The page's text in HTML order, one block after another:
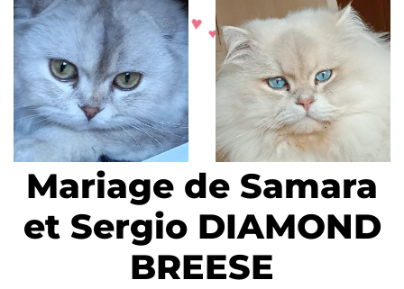
♥
♥
♥
♥
♥
♥
♥
Mariage de Samara
et Sergio DIAMOND
BREESE